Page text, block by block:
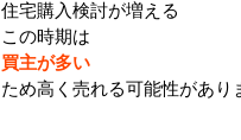
住宅購入検討が増える
この時期は
買主が多い
ため高く売れる可能性があり